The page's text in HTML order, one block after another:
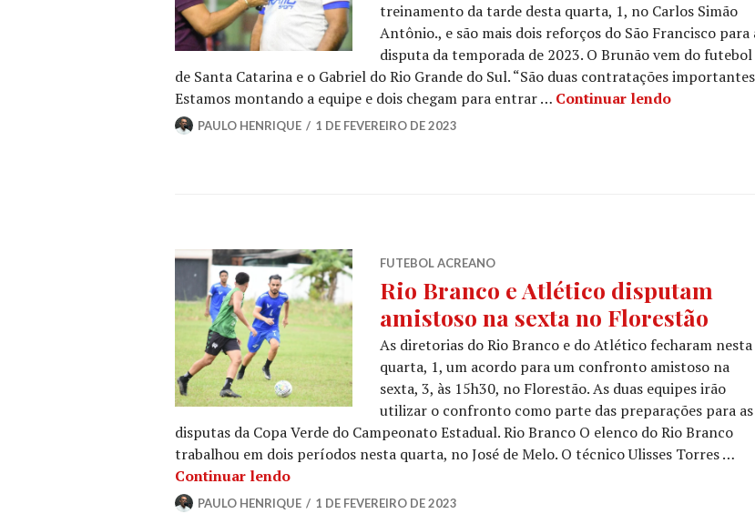
treinamento da tarde desta quarta, 1, no Carlos Simão
Antônio., e são mais dois reforços do São Francisco para
disputa da temporada de 2023. O Brunão vem do futebol
de Santa Catarina e o Gabriel do Rio Grande do Sul. “São duas contratações
Estamos montando a equipe e dois chegam para entrar … Continuar lendo
PAULO HENRIQUE 1 DE FEVEREIRO DE 2023
FUTEBOL ACREANO
Rio Branco e Atlético disputam
amistoso na sexta no Florestão
As diretorias do Rio Branco e do Atlético fecharam nesta
quarta, 1, um acordo para um confronto amistoso na
sexta, 3, às 15h30, no Florestão. As duas equipes irão
utilizar o confronto como parte das preparações para as
disputas da Copa Verde do Campeonato Estadual. Rio Branco O elenco do Rio Branco
trabalhou em dois períodos nesta quarta, no José de Melo. O técnico Ulisses Torres …
Continuar lendo
PAULO HENRIQUE 1 DE FEVEREIRO DE 2023